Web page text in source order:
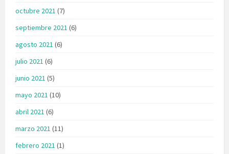
octubre 2021 (7)
septiembre 2021 (6)
agosto 2021 (6)
julio 2021 (6)
junio 2021 (5)
mayo 2021 (10)
abril 2021 (6)
marzo 2021 (11)
febrero 2021 (1)